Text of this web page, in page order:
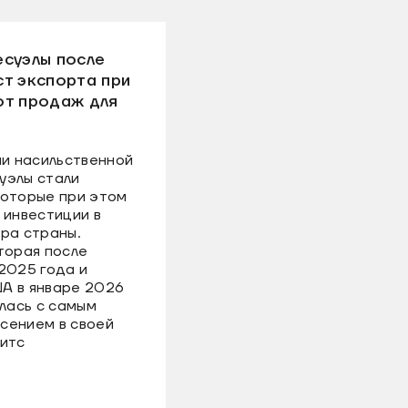
после
экспорта при
продаж для
насильственной
стали
при этом
в
страны.
после
года и
в январе 2026
с самым
в своей